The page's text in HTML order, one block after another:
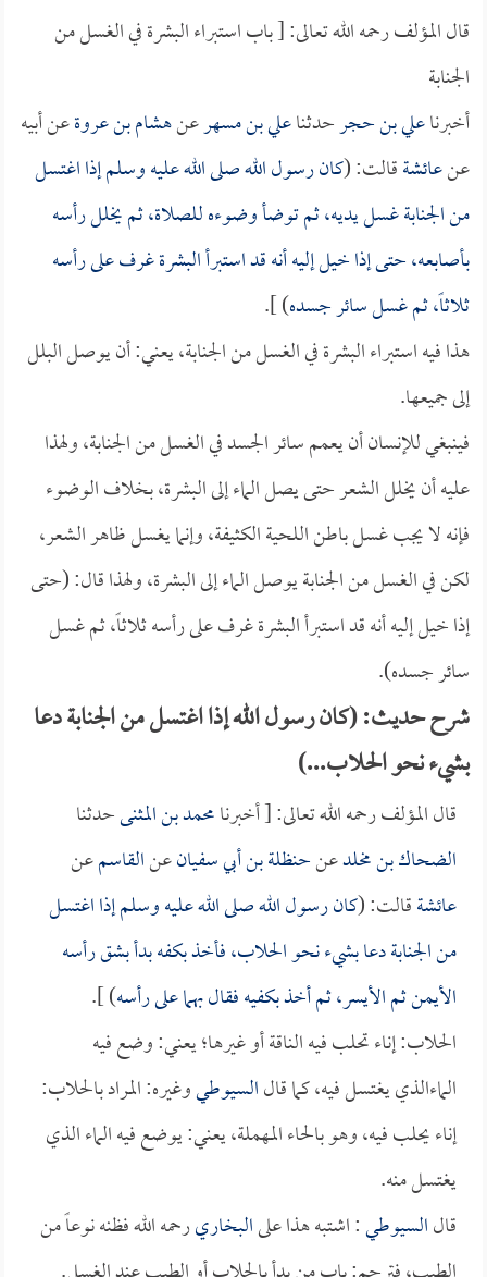
قال المؤلف رحمه الله تعالى: [ باب استبراء البشرة في الغسل من
الجنابة
أخبرناعلي بن حجرحدثناعلي بن مسهرعنهشام بن عروةعن أبيه
عنعائشةقالت: (كان رسول الله صلى الله عليه وسلم إذا اغتسل
من الجنابة غسل يديه، ثم توضأ وضوءه للصلاة، ثم يخلل رأسه
بأصابعه، حتى إذا خيل إليه أنه قد استبرأ البشرة غرف على رأسه
ثلاثاً، ثم غسل سائر جسده) ].
هذا فيه استبراء البشرة في الغسل من الجنابة، يعني: أن يوصل البلل
إلى جميعها.
فينبغي للإنسان أن يعمم سائر الجسد في الغسل من الجنابة، ولهذا
عليه أن يخلل الشعر حتى يصل الماء إلى البشرة، بخلاف الوضوء
فإنه لا يجب غسل باطن اللحية الكثيفة، وإنما يغسل ظاهر الشعر،
لكن في الغسل من الجنابة يوصل الماء إلى البشرة، ولهذا قال: (حتى
إذا خيل إليه أنه قد استبرأ البشرة غرف على رأسه ثلاثاً، ثم غسل
سائر جسده).
شرح حديث: (كان رسول الله إذا اغتسل من الجنابة دعا
بشيء نحو الحلاب...)
قال المؤلف رحمه الله تعالى: [ أخبرنامحمد بن المثنىحدثنا
الضحاك بن مخلدعنحنظلة بن أبي سفيانعنالقاسمعن
عائشةقالت: (كان رسول الله صلى الله عليه وسلم إذا اغتسل
من الجنابة دعا بشيء نحو الحلاب، فأخذ بكفه بدأ بشق رأسه
الأيمن ثم الأيسر، ثم أخذ بكفيه فقال بهما على رأسه) ].
الحلاب: إناء تحلب فيه الناقة أو غيرها؛ يعني: وضع فيه
الماءالذي يغتسل فيه، كما قالالسيوطيوغيره: المراد بالحلاب:
إناء يحلب فيه، وهو بالحاء المهملة، يعني: يوضع فيه الماء الذي
يغتسل منه.
قالالسيوطي: اشتبه هذا علىالبخاريرحمه الله فظنه نوعاً من